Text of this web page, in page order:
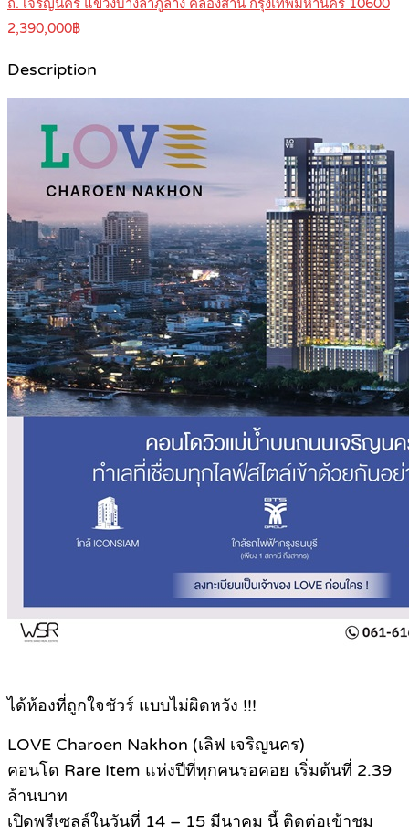
ถ. เจริญนคร แขวงบางลำภูล่าง คลองสาน กรุงเทพมหานคร 10600
2,390,000฿
Description
ได้ห้องที่ถูกใจชัวร์ แบบไม่ผิดหวัง !!!
LOVE Charoen Nakhon (เลิฟ เจริญนคร)
คอนโด Rare Item แห่งปีที่ทุกคนรอคอย เริ่มต้นที่ 2.39
ล้านบาท
เปิดพรีเซลล์ในวันที่ 14 – 15 มีนาคม นี้ ติดต่อเข้าชม